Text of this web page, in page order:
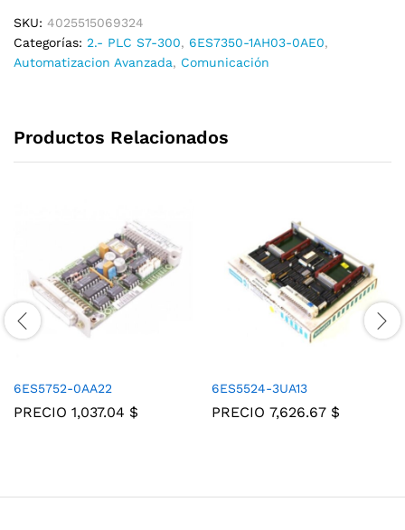
SKU: 4025515069324
Categorías: 2.- PLC S7-300, 6ES7350-1AH03-0AE0,
Automatizacion Avanzada, Comunicación
Productos Relacionados
6ES5752-0AA22
PRECIO 1,037.04 $
6ES5524-3UA13
PRECIO 7,626.67 $